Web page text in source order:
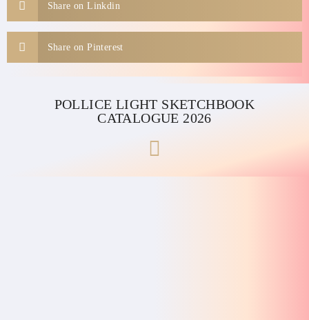
Share on Linkdin
Share on Pinterest
POLLICE LIGHT SKETCHBOOK
CATALOGUE 2026